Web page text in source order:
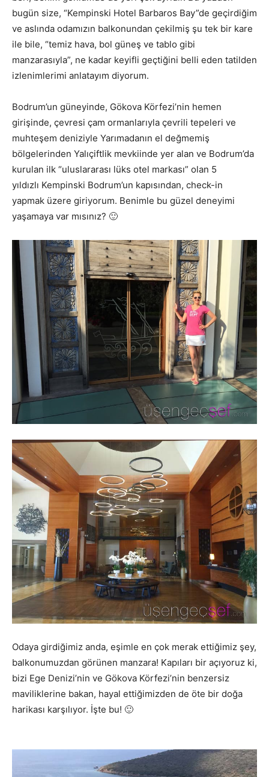
bugün size, “Kempinski Hotel Barbaros Bay”de geçirdiğim
ve aslında odamızın balkonundan çekilmiş şu tek bir kare
ile bile, “temiz hava, bol güneş ve tablo gibi
manzarasıyla”, ne kadar keyifli geçtiğini belli eden tatilden
izlenimlerimi anlatayım diyorum.
Bodrum’un güneyinde, Gökova Körfezi’nin hemen
girişinde, çevresi çam ormanlarıyla çevrili tepeleri ve
muhteşem deniziyle Yarımadanın el değmemiş
bölgelerinden Yalıçiftlik mevkiinde yer alan ve Bodrum’da
kurulan ilk “uluslararası lüks otel markası” olan 5
yıldızlı Kempinski Bodrum’un kapısından, check-in
yapmak üzere giriyorum. Benimle bu güzel deneyimi
yaşamaya var mısınız? 🙂
Odaya girdiğimiz anda, eşimle en çok merak ettiğimiz şey,
balkonumuzdan görünen manzara! Kapıları bir açıyoruz ki,
bizi Ege Denizi’nin ve Gökova Körfezi’nin benzersiz
maviliklerine bakan, hayal ettiğimizden de öte bir doğa
harikası karşılıyor. İşte bu! 🙂